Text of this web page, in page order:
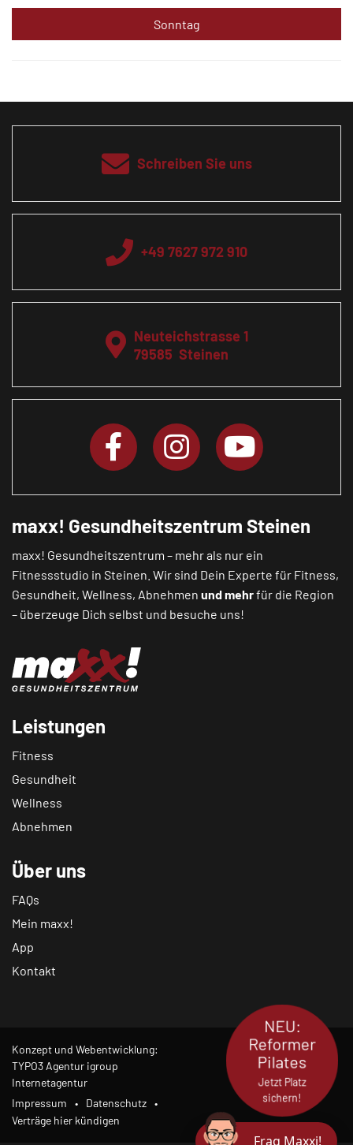
Sonntag
Schreiben Sie uns
+49 7627 972 910
Neuteichstrasse 1
79585 Steinen
maxx! Gesundheitszentrum Steinen
maxx! Gesundheitszentrum – mehr als nur ein
Fitnessstudio in Steinen. Wir sind Dein Experte für Fitness,
Gesundheit, Wellness, Abnehmen und mehrfür die Region
– überzeuge Dich selbst und besuche uns!
Leistungen
Fitness
Gesundheit
Wellness
Abnehmen
Über uns
FAQs
Mein maxx!
App
Kontakt
Konzept und Webentwicklung:
TYPO3 Agentur igroup
Internetagentur
Impressum
Datenschutz
Verträge hier kündigen
NEU:
Reformer
Pilates
Jetzt Platz
sichern!
Frag Maxxi!